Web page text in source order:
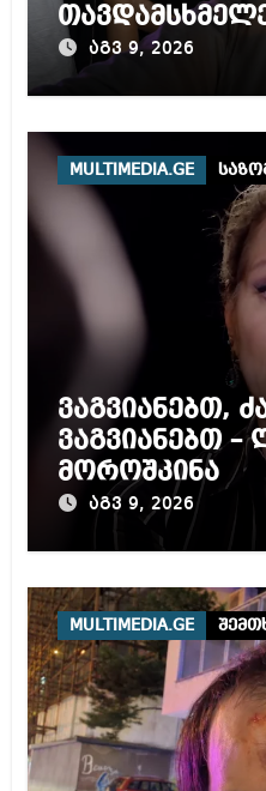
აგვ 9, 2026
MULTIMEDIA.GE
ვაგვიანებთ,
ვაგვიანებთ
მოროშკინა
აგვ 9, 2026
MULTIMEDIA.GE